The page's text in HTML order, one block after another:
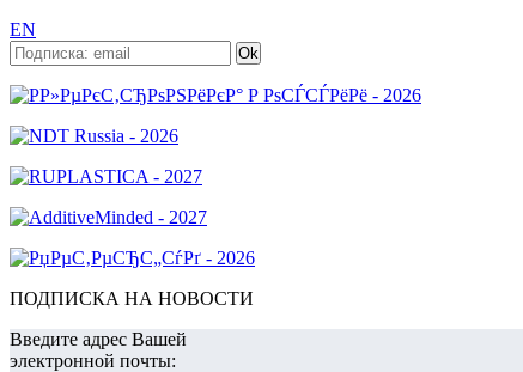
EN
ПОДПИСКА НА НОВОСТИ
Введите адрес Вашей
электронной почты: